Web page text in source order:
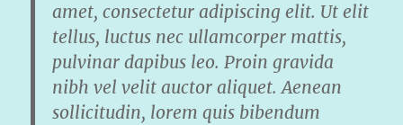
amet, consectetur adipiscing elit. Ut elit
tellus, luctus nec ullamcorper mattis,
pulvinar dapibus leo. Proin gravida
nibh vel velit auctor aliquet. Aenean
sollicitudin, lorem quis bibendum